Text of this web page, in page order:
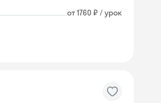
от 1760 ₽ / урок